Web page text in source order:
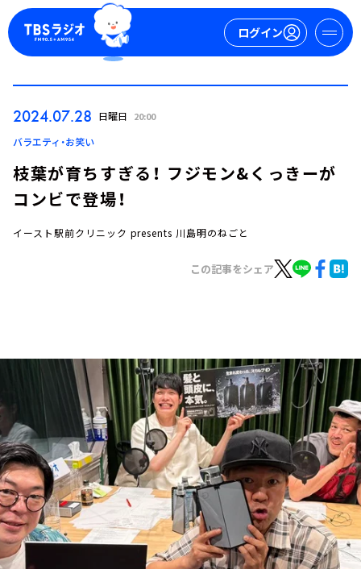
ログイン
ログイン
お知らせ
イベント・グッズ
YouTube
会社情報
2024.07.28 日曜日 20:00
バラエティ・お笑い
枝葉が育ちすぎる！ フジモン&くっきーが
コンビで登場！
イースト駅前クリニック presents 川島明のねごと
この記事をシェア